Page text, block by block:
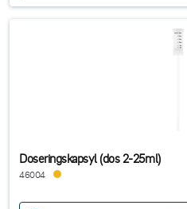
Doseringskapsyl (dos 2-25ml)
46004